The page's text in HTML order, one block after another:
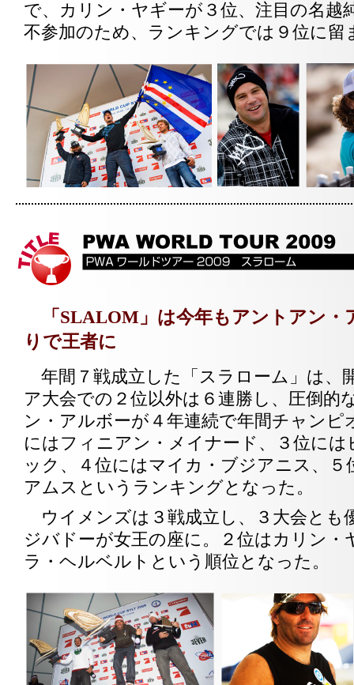
で、カリン・ヤギーが３位、注目の名越
不参加のため、ランキングでは９位に留
「SLALOM」は今年もアントアン・
りで王者に
年間７戦成立した「スラローム」は、
ア大会での２位以外は６連勝し、圧倒的
ン・アルボーが４年連続で年間チャンピ
にはフィニアン・メイナード、３位に
ック、４位にはマイカ・ブジアニス、
アムスというランキングとなった。
ウイメンズは３戦成立し、３大会とも
ジバドーが女王の座に。２位はカリン・
ラ・ヘルベルトという順位となった。